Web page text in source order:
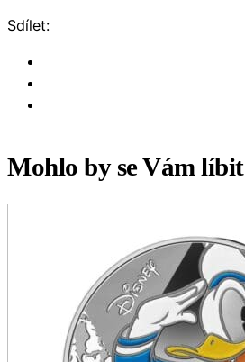
Sdílet:
Mohlo by se Vám líbit